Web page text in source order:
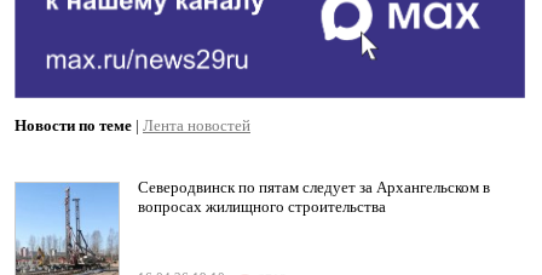
Новости по теме | Лента новостей
Северодвинск по пятам следует за Архангельском в
вопросах жилищного строительства